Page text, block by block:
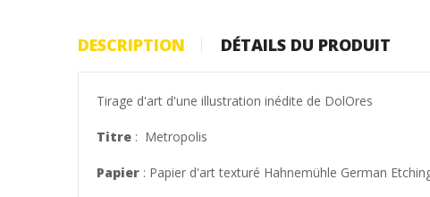
DESCRIPTION DÉTAILS DU PRODUIT
Tirage d'art d'une illustration inédite de DolOres
Titre : Metropolis
Papier : Papier d'art texturé Hahnemühle German